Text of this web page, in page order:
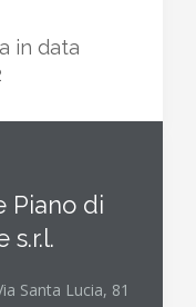
in data
Piano di
s.r.l.
Santa Lucia, 81